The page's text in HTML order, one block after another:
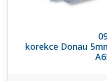
korekce Donau